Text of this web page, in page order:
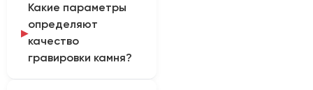
определяется
практическая область
применения
оборудования.
сланца и ряда
искусственных камней
используют CO₂-лазер.
Какие параметры
определяют
качество
гравировки камня?